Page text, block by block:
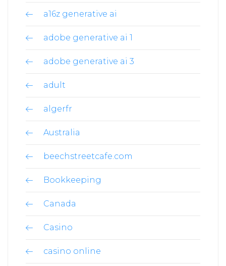
a16z generative ai
adobe generative ai 1
adobe generative ai 3
adult
algerfr
Australia
beechstreetcafe.com
Bookkeeping
Canada
Casino
casino online